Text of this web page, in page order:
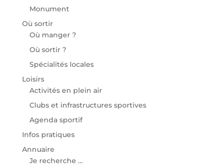
Monument
Où sortir
Où manger ?
Où sortir ?
Spécialités locales
Loisirs
Activités en plein air
Clubs et infrastructures sportives
Agenda sportif
Infos pratiques
Annuaire
Je recherche …